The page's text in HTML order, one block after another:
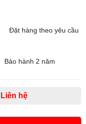
Đặt hàng theo yêu cầu
Bảo hành 2 năm
Liên hệ